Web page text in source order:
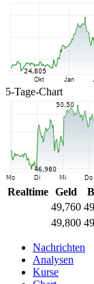
5-Tage-Chart
Realtime Geld
49,760
49,800
Nachrichten
Analysen
Kurse